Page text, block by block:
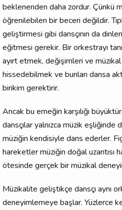
beklenenden daha zordur. Çünkü
öğrenilebilen bir beceri değildir.
geliştirmesi gibi dansçının da
eğitmesi gerekir. Bir orkestrayı
ayırt etmek, değişimleri ve
hissedebilmek ve bunları dansa
birikim gerektirir.
Ancak bu emeğin karşılığı
dansçılar yalnızca müzik
müziğin kendisiyle dans ederler.
hareketler müziğin doğal uzantısı
ötesinde gerçek bir müzikal
Müzikalite geliştikçe dansçı aynı
deneyimlemeye başlar. Yüzlerce